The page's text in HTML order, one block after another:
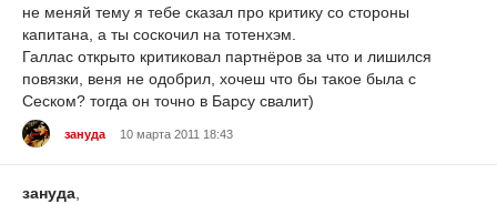
не меняй тему я тебе сказал про критику со стороны
капитана, а ты соскочил на тотенхэм.
Галлас открыто критиковал партнёров за что и лишился
повязки, веня не одобрил, хочеш что бы такое была с
Сеском? тогда он точно в Барсу свалит)
зануда 10 марта 2011 18:43
зануда,